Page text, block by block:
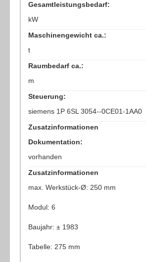
Gesamtleistungsbedarf:
kW
Maschinengewicht ca.:
t
Raumbedarf ca.:
m
Steuerung:
siemens 1P 6SL 3054--0CE01-1AA0
Zusatzinformationen
Dokumentation:
vorhanden
Zusatzinformationen
max. Werkstück-Ø: 250 mm
Modul: 6
Baujahr: ± 1983
Tabelle: 275 mm